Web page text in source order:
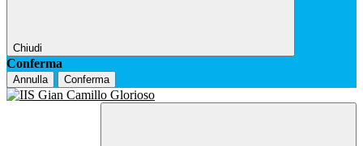
Chiudi
Conferma
Annulla Conferma